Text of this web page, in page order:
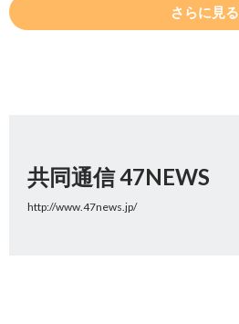
さらに見る
共同通信 47NEWS
http://www.47news.jp/